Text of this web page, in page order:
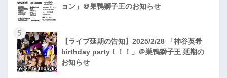
ョン」＠巣鴨獅子王のお知らせ
5
【ライブ延期の告知】2025/2/28 「神谷英希
birthday party！！！」＠巣鴨獅子王 延期の
お知らせ